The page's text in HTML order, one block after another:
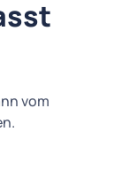
vom